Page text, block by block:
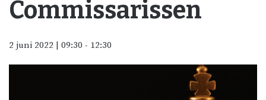
Commissarissen
2 juni 2022 | 09:30 - 12:30